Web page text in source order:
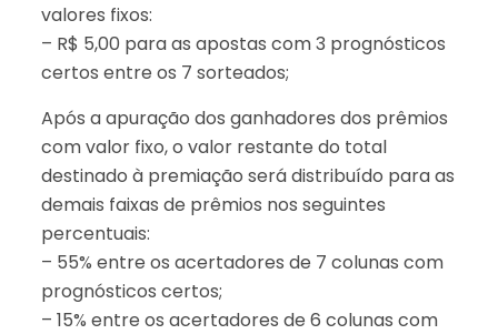
valores fixos:
– R$ 5,00 para as apostas com 3 prognósticos
certos entre os 7 sorteados;
Após a apuração dos ganhadores dos prêmios
com valor fixo, o valor restante do total
destinado à premiação será distribuído para as
demais faixas de prêmios nos seguintes
percentuais:
– 55% entre os acertadores de 7 colunas com
prognósticos certos;
– 15% entre os acertadores de 6 colunas com